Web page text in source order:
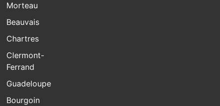
Morteau
Beauvais
Chartres
Clermont-
Ferrand
Guadeloupe
Bourgoin